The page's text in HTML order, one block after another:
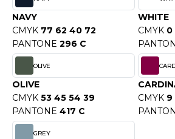
SHIRT
SHIRT
PROFESSIONNELLE
- BLOUSON
COOL
HOODS
T'S
NAVY
CMYK 77 62 40 72
PANTONE 296 C
WHITE
CMYK 0
OLIVE
OLIVE
CMYK 53 45 54 39
PANTONE 417 C
CMYK 9
GREY